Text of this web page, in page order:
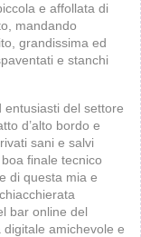
e affollata di
mandando
grandissima ed
e stanchi
entusiasti del settore
d’alto bordo e
sani e salvi
finale tecnico
di questa mia e
bar online del
amichevole e